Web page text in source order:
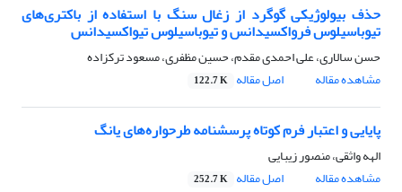
حذف بیولوژیکی گوگرد از زغال سنگ با استفاده از باکتری‌های
تیوباسیلوس فرواکسیدانس و تیوباسیلوس تیواکسیدانس
حسن سالاری، علی احمدی مقدم، حسین مظفری، مسعود ترکزاده
مشاهده مقاله
اصل مقاله 122.7 K
پایایی و اعتبار فرم کوتاه پرسشنامه طرحواره‌های یانگ
الهه واثقی، منصور زیبایی
مشاهده مقاله
اصل مقاله 252.7 K